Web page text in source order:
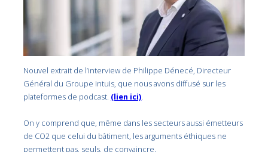
Nouvel extrait de l’interview de Philippe Dénecé, Directeur
Général du Groupe intuis, que nous avons diffusé sur les
plateformes de podcast. (lien ici)
On y comprend que, même dans les secteurs aussi émetteurs
de CO2 que celui du bâtiment, les arguments éthiques ne
permettent pas, seuls, de convaincre.